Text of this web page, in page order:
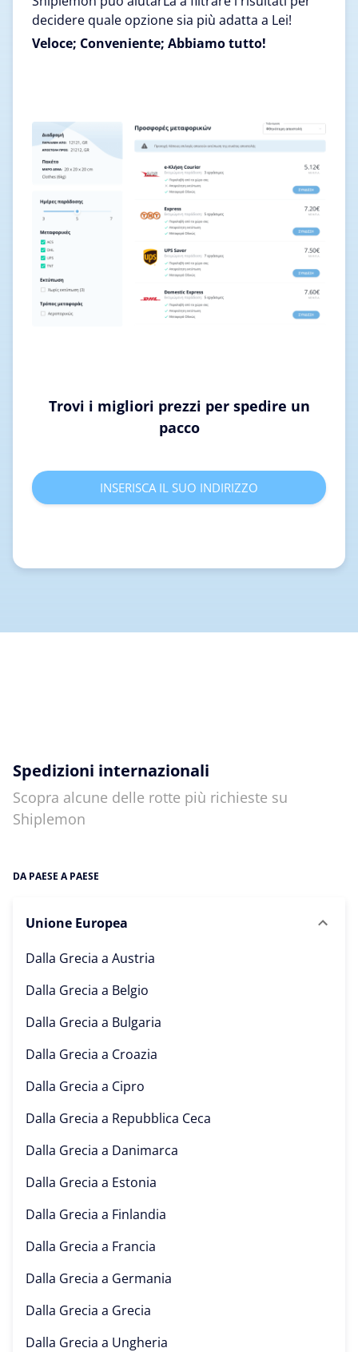
decidere quale opzione sia più adatta a Lei!
Veloce; Conveniente; Abbiamo tutto!
Trovi i migliori prezzi per spedire un
pacco
INSERISCA IL SUO INDIRIZZO
Spedizioni internazionali
Scopra alcune delle rotte più richieste su
Shiplemon
DA PAESE A PAESE
Unione Europea
Dalla Grecia a Austria
Dalla Grecia a Belgio
Dalla Grecia a Bulgaria
Dalla Grecia a Croazia
Dalla Grecia a Cipro
Dalla Grecia a Repubblica Ceca
Dalla Grecia a Danimarca
Dalla Grecia a Estonia
Dalla Grecia a Finlandia
Dalla Grecia a Francia
Dalla Grecia a Germania
Dalla Grecia a Grecia
Dalla Grecia a Ungheria